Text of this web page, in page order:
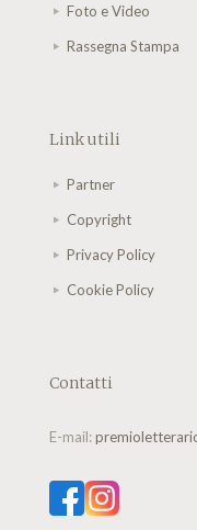
Foto e Video
Rassegna Stampa
Link utili
Partner
Copyright
Privacy Policy
Cookie Policy
Contatti
E-mail: